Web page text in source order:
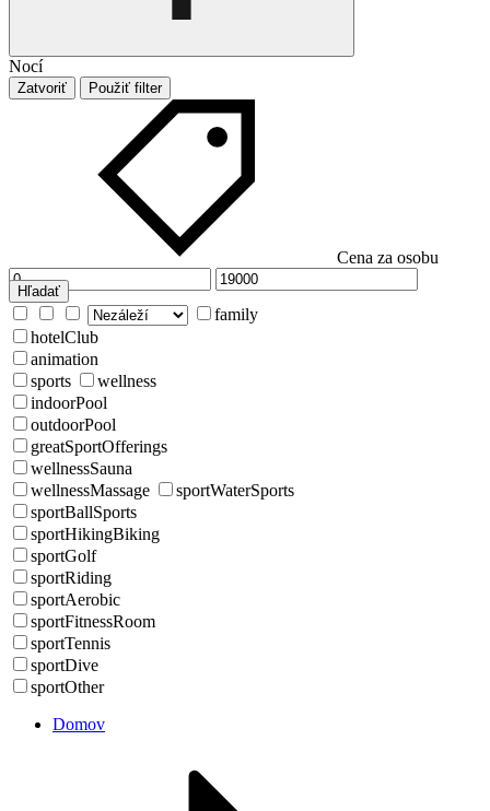
Nocí
Zatvoriť Použiť filter
Cena za osobu
Hľadať
family
hotelClub
animation
sports
wellness
indoorPool
outdoorPool
greatSportOfferings
wellnessSauna
wellnessMassage
sportWaterSports
sportBallSports
sportHikingBiking
sportGolf
sportRiding
sportAerobic
sportFitnessRoom
sportTennis
sportDive
sportOther
Domov